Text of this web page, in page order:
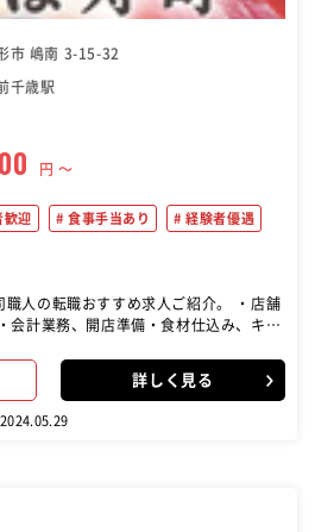
市 嶋南 3-15-32
千歳駅
円 〜
歓迎 食事手当あり 経験者優遇
の転職おすすめ求人ご紹介。 ・店舗
会計業務、開店準備・食材仕込み、キッ
詳しく見る